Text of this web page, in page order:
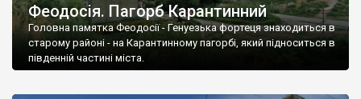
Феодосія. Пагорб Карантинний
Головна памятка Феодосії - Генуезька фортеця знаходиться в
старому районі - на Карантинному пагорбі, який підноситься в
південній частині міста.